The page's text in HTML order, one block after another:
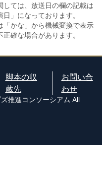
ては、放送日の欄の記載は
日」になっております。
かな」から機械変換で表示
正確な場合があります。
脚本の収
蔵先
お問い合
わせ
推進コンソーシアム All